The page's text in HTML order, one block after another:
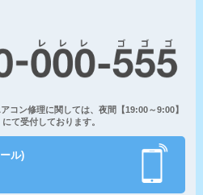
コン修理に関しては、夜間【19:00～9:00】
て受付しております。
ル)